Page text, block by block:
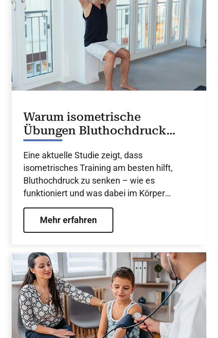
Warum isometrische
Übungen Bluthochdruck
senken
Eine aktuelle Studie zeigt, dass
isometrisches Training am besten hilft,
Bluthochdruck zu senken – wie es
funktioniert und was dabei im Körper
geschieht.
Mehr erfahren